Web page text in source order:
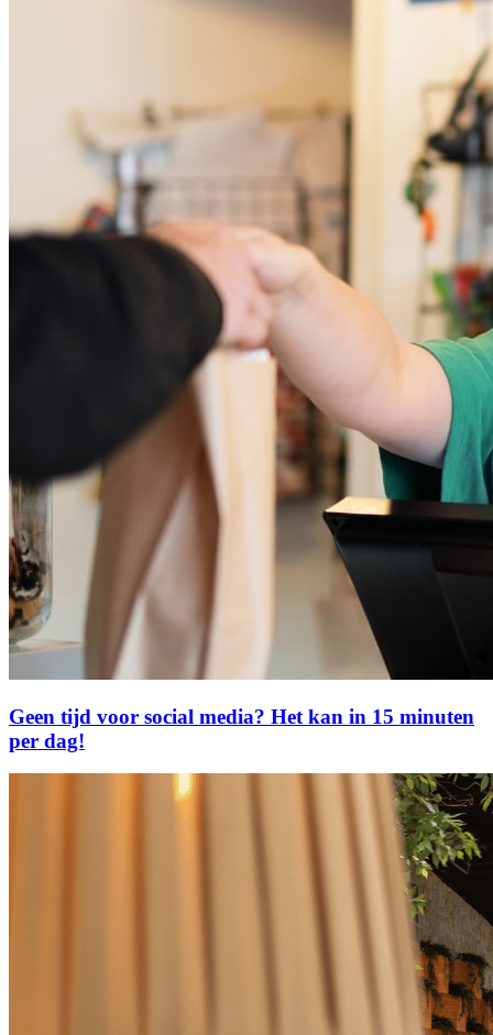
Geen tijd voor social media? Het kan in 15 minuten
per dag!